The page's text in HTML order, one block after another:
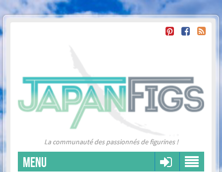
La communauté des passionnés de figurines !
MENU